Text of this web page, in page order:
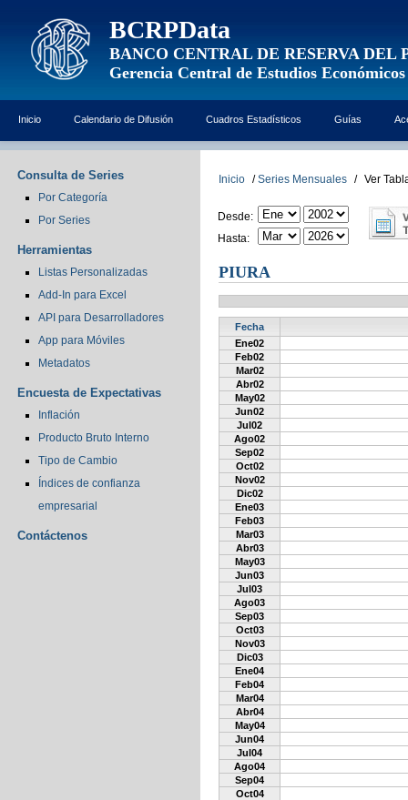
BCRPData
BANCO CENTRAL DE RESERVA DEL
Gerencia Central de Estudios Económicos
Inicio Calendario de Difusión Cuadros Estadísticos Guías
Consulta de Series
Por Categoría
Por Series
Herramientas
Listas Personalizadas
Add-In para Excel
API para Desarrolladores
App para Móviles
Metadatos
Encuesta de Expectativas
Inflación
Producto Bruto Interno
Tipo de Cambio
Índices de confianza
empresarial
Contáctenos
Inicio / Series Mensuales / Ver
Desde:
Hasta:
PIURA
Fecha
Ene02
Feb02
Mar02
Abr02
May02
Jun02
Jul02
Ago02
Sep02
Oct02
Nov02
Dic02
Ene03
Feb03
Mar03
Abr03
May03
Jun03
Jul03
Ago03
Sep03
Oct03
Nov03
Dic03
Ene04
Feb04
Mar04
Abr04
May04
Jun04
Jul04
Ago04
Sep04
Oct04